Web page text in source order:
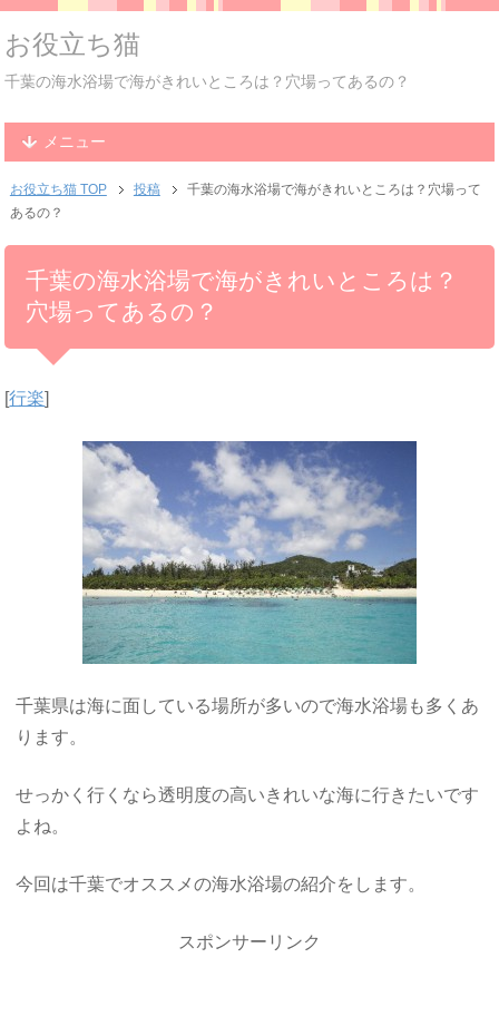
お役立ち猫
千葉の海水浴場で海がきれいところは？穴場ってあるの？
メニュー
お役立ち猫 TOP 投稿
千葉の海水浴場で海がきれいところは？穴場って
あるの？
千葉の海水浴場で海がきれいところは？
穴場ってあるの？
[行楽]
千葉県は海に面している場所が多いので海水浴場も多くあ
ります。
せっかく行くなら透明度の高いきれいな海に行きたいです
よね。
今回は千葉でオススメの海水浴場の紹介をします。
スポンサーリンク